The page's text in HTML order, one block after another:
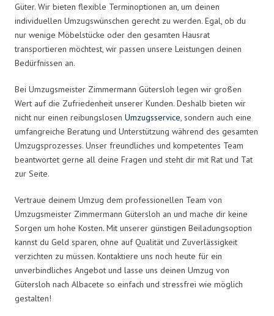
Güter. Wir bieten flexible Terminoptionen an, um deinen
individuellen Umzugswünschen gerecht zu werden. Egal, ob du
nur wenige Möbelstücke oder den gesamten Hausrat
transportieren möchtest, wir passen unsere Leistungen deinen
Bedürfnissen an.
Bei Umzugsmeister Zimmermann Gütersloh legen wir großen
Wert auf die Zufriedenheit unserer Kunden. Deshalb bieten wir
nicht nur einen reibungslosen Umzugsservice, sondern auch eine
umfangreiche Beratung und Unterstützung während des gesamten
Umzugsprozesses. Unser freundliches und kompetentes Team
beantwortet gerne all deine Fragen und steht dir mit Rat und Tat
zur Seite.
Vertraue deinem Umzug dem professionellen Team von
Umzugsmeister Zimmermann Gütersloh an und mache dir keine
Sorgen um hohe Kosten. Mit unserer günstigen Beiladungsoption
kannst du Geld sparen, ohne auf Qualität und Zuverlässigkeit
verzichten zu müssen. Kontaktiere uns noch heute für ein
unverbindliches Angebot und lasse uns deinen Umzug von
Gütersloh nach Albacete so einfach und stressfrei wie möglich
gestalten!